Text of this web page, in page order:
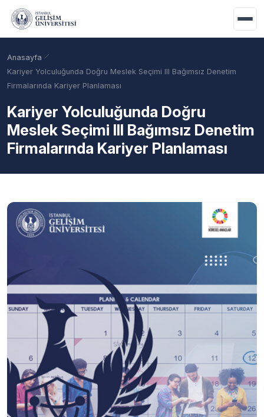
Ana içeriğe geç
Akademik Takvim Burslar Taban Puanlar
Anasayfa
Kariyer Yolculuğunda Doğru Meslek Seçimi III Bağımsız Denetim
Firmalarında Kariyer Planlaması
Kariyer Yolculuğunda Doğru
Meslek Seçimi III Bağımsız Denetim
Firmalarında Kariyer Planlaması